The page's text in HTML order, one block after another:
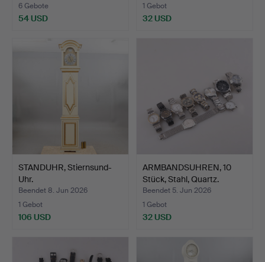
6 Gebote
54 USD
1 Gebot
32 USD
STANDUHR, Stiernsund-
Uhr.
Beendet 8. Jun 2026
1 Gebot
106 USD
ARMBANDSUHREN, 10
Stück, Stahl, Quartz.
Beendet 5. Jun 2026
1 Gebot
32 USD